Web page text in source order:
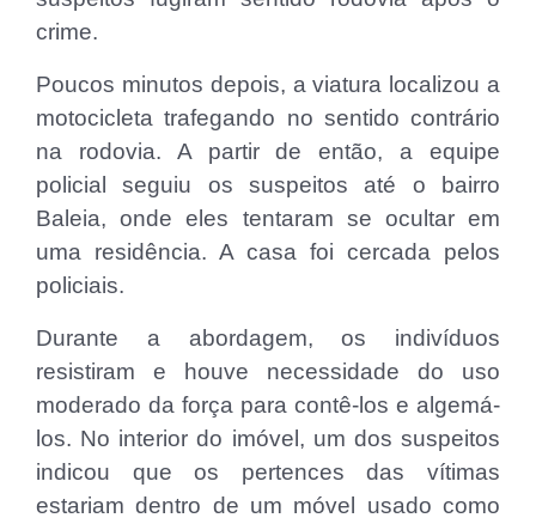
crime.
Poucos minutos depois, a viatura localizou a
motocicleta trafegando no sentido contrário
na rodovia. A partir de então, a equipe
policial seguiu os suspeitos até o bairro
Baleia, onde eles tentaram se ocultar em
uma residência. A casa foi cercada pelos
policiais.
Durante a abordagem, os indivíduos
resistiram e houve necessidade do uso
moderado da força para contê-los e algemá-
los. No interior do imóvel, um dos suspeitos
indicou que os pertences das vítimas
estariam dentro de um móvel usado como